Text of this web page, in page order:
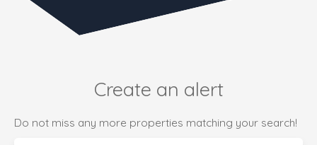
Create an alert
Do not miss any more properties matching your search!